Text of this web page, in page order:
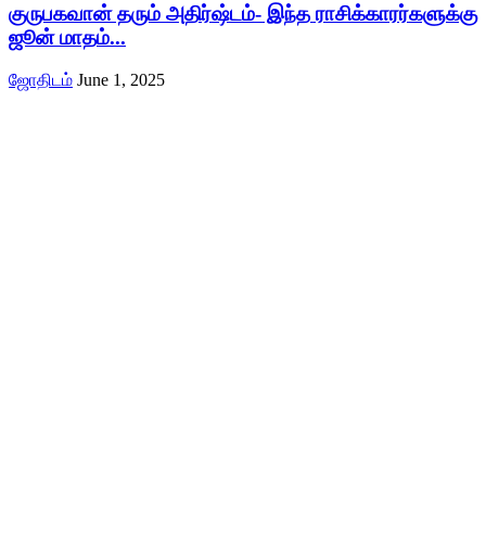
குருபகவான் தரும் அதிர்ஷ்டம்- இந்த ராசிக்காரர்களுக்கு
ஜூன் மாதம்...
ஜோதிடம் June 1, 2025